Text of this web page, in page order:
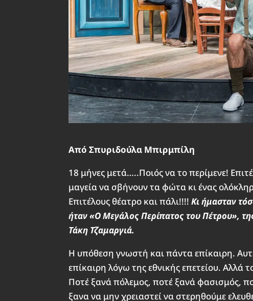
Από Σπυριδούλα Μπιρμπίλη
18 μήνες μετά…..Ποιός να το περίμενε!
μαγεία να σβήνουν τα φώτα κι ένας
Επιτέλους θέατρο και πάλι!!!!Κι ήμασταν
ήταν «Ο Μεγάλος Περίπατος του Πέτρου»,
Τάκη Τζαμαργιά.
Η υπόθεση γνωστή και πάντα επίκαιρη.
επίκαιρη λόγω της εθνικής επετείου.
Ποτέ ξανά πόλεμος, ποτέ ξανά φασισμός,
ξανα να μην χρειαστεί να στερηθούμε